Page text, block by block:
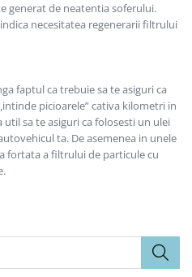
generat de neatentia soferului.
necesitatea regenerarii filtrului
faptul ca trebuie sa te asiguri ca
picioarele” cativa kilometri in
sa te asiguri ca folosesti un ulei
ta. De asemenea in unele
fortata a filtrului de particule cu